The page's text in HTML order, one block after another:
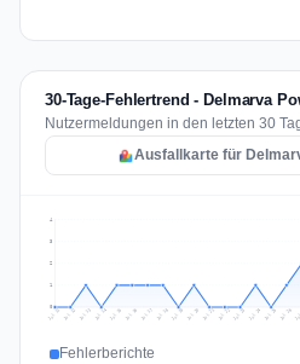
30-Tage-Fehlertrend - Delmarva
Nutzermeldungen in den letzten 30
Ausfallkarte für
1
2
3
4
Jul 11 Jul 12 Jul 13 Jul 14 Jul 15 Jul 16 Jul 17 Jul 18 Jul 19 Jul 20 Jul 21 Jul 22 Jul 23 Jul 24 Jul 25 Jul 26
Fehlerberichte